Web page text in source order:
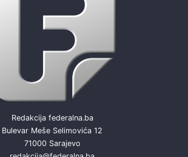
Redakcija federalna.ba
Bulevar Meše Selimovića 12
71000 Sarajevo